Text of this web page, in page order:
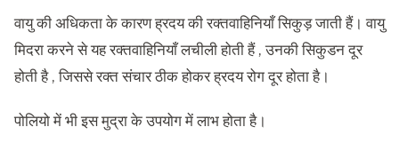
वायु की अधिकता के कारण ह्रदय की रक्तवाहिनियाँ सिकुड़ जाती हैं। वायु
मिदरा करने से यह रक्तवाहिनियाँ लचीली होती हैं , उनकी सिकुडन दूर
होती है , जिससे रक्त संचार ठीक होकर ह्रदय रोग दूर होता है।
पोलियो में भी इस मुद्रा के उपयोग में लाभ होता है।